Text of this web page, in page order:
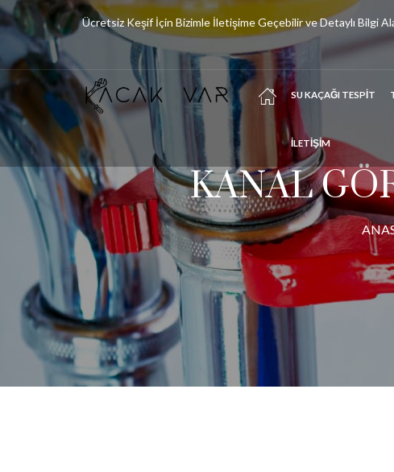
Ücretsiz Keşif İçin Bizimle İletişime Geçebilir ve Detaylı Bilgi
SU KAÇAĞI TESPİT
İLETİŞİM
KANAL